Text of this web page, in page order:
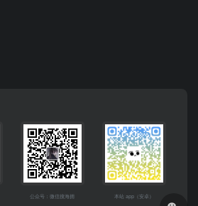
公众号：微信搜海拥 本站 app（安卓）